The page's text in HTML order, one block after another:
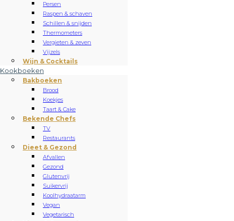
Persen
Raspen & schaven
Schillen & snijden
Thermometers
Vergieten & zeven
Vijzels
Wijn & Cocktails
Kookboeken
Bakboeken
Brood
Koekjes
Taart & Cake
Bekende Chefs
TV
Restaurants
Dieet & Gezond
Afvallen
Gezond
Glutenvrij
Suikervrij
Koolhydraatarm
Vegan
Vegetarisch